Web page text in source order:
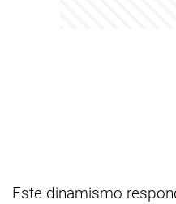
Este dinamismo